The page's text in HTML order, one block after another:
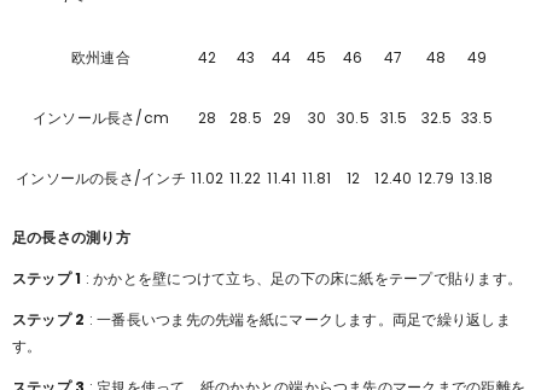
欧州連合 42 43 44 45 46 47 48 49
インソール長さ/cm 28 28.5 29 30 30.5 31.5 32.5 33.5
インソールの長さ/インチ 11.02 11.22 11.41 11.81 12 12.40 12.79 13.18
足の長さの測り方
ステップ 1 : かかとを壁につけて立ち、足の下の床に紙をテープで貼ります。
ステップ 2 : 一番長いつま先の先端を紙にマークします。両足で繰り返しま
す。